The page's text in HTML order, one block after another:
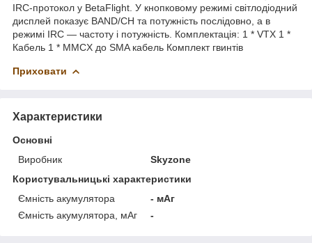
IRC-протокол у BetaFlight. У кнопковому режимі світлодіодний
дисплей показує BAND/CH та потужність послідовно, а в
режимі IRC — частоту і потужність. Комплектація: 1 * VTX 1 *
Кабель 1 * MMCX до SMA кабель Комплект гвинтів
Приховати
Характеристики
Основні
Виробник
Skyzone
Користувальницькі характеристики
Ємність акумулятора
- мАг
Ємність акумулятора, мАг
-